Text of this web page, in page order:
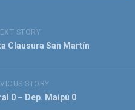
STORY
Clausura San Martín
STORY
0 – Dep. Maipú 0